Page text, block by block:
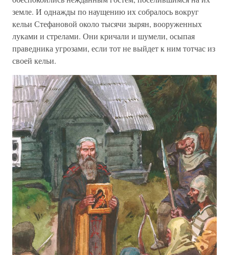
земле. И однажды по наущению их собралось вокруг
кельи Стефановой около тысячи зырян, вооруженных
луками и стрелами. Они кричали и шумели, осыпая
праведника угрозами, если тот не выйдет к ним тотчас из
своей кельи.